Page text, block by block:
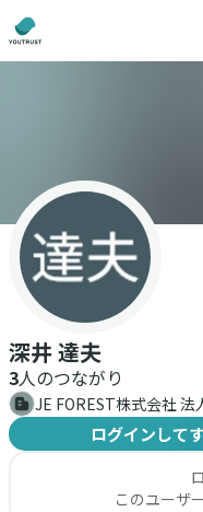
深井 達夫
3人のつながり
JE FOREST株式会社 法
ログインして
このユーザ